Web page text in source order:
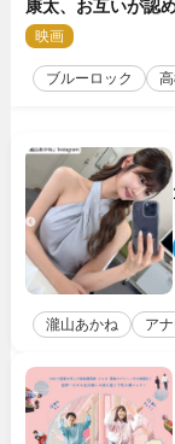
康太、お互いが認
『ブルーロック』
映画
ブルーロック
瀧山あかね ア